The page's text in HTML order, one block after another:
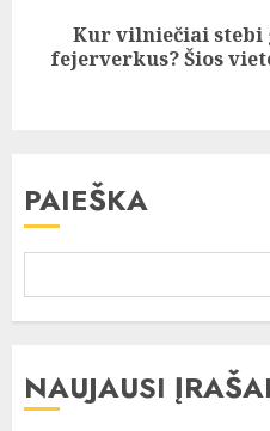
Next
Kur vilniečiai stebi
fejerverkus? Šios
PAIEŠKA
NAUJAUSI ĮRAŠAI